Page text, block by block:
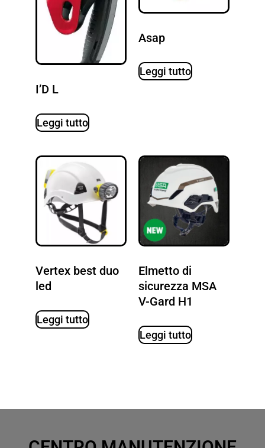
I’D L
Leggi tutto
Asap
Leggi tutto
Vertex best duo
led
Leggi tutto
Elmetto di
sicurezza MSA
V-Gard H1
Leggi tutto